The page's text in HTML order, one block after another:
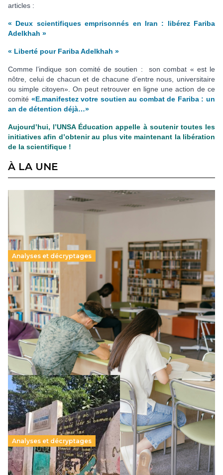
articles :
« Deux scientifiques emprisonnés en Iran : libérez Fariba
Adelkhah »
« Liberté pour Fariba Adelkhah »
Comme l’indique son comité de soutien : son combat « est le
nôtre, celui de chacun et de chacune d’entre nous, universitaire
ou simple citoyen». On peut retrouver en ligne une action de ce
comité «E.manifestez votre soutien au combat de Fariba : un
an de détention déjà…»
Aujourd’hui, l’UNSA Éducation appelle à soutenir toutes les
initiatives afin d’obtenir au plus vite maintenant la libération
de la scientifique !
À LA UNE
Analyses et décryptages
Supérieur privé : une dérive qui met à mal la
promesse républicaine
11 juillet 2026-
Le projet de loi sur la régulation de l’enseignement
supérieur privé met en lumière l’amplification d’un système
qui relègue l’acte pédagogique au superfétatoire, voire à…
Lire la suite →
Analyses et décryptages
258 millions d’enfants victimes de la guerre, des